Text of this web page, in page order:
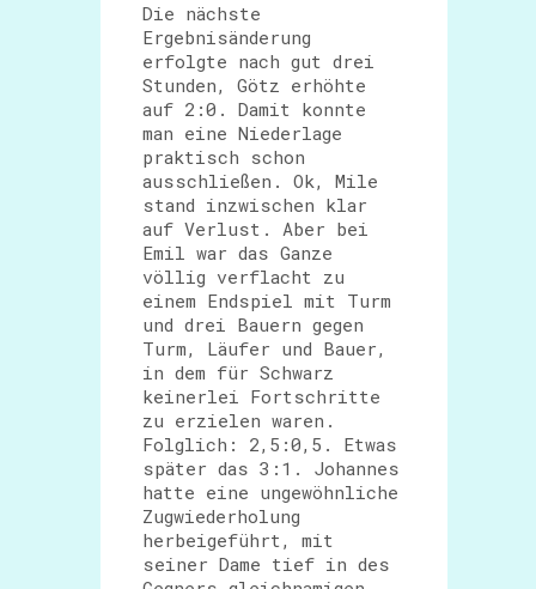
Die nächste
Ergebnisänderung
erfolgte nach gut drei
Stunden, Götz erhöhte
auf 2:0. Damit konnte
man eine Niederlage
praktisch schon
ausschließen. Ok, Mile
stand inzwischen klar
auf Verlust. Aber bei
Emil war das Ganze
völlig verflacht zu
einem Endspiel mit Turm
und drei Bauern gegen
Turm, Läufer und Bauer,
in dem für Schwarz
keinerlei Fortschritte
zu erzielen waren.
Folglich: 2,5:0,5. Etwas
später das 3:1. Johannes
hatte eine ungewöhnliche
Zugwiederholung
herbeigeführt, mit
seiner Dame tief in des